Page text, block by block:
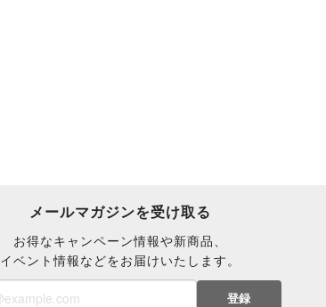
メールマガジンを受け取る
お得なキャンペーン情報や新商品、
イベント情報などをお届けいたします。
登録